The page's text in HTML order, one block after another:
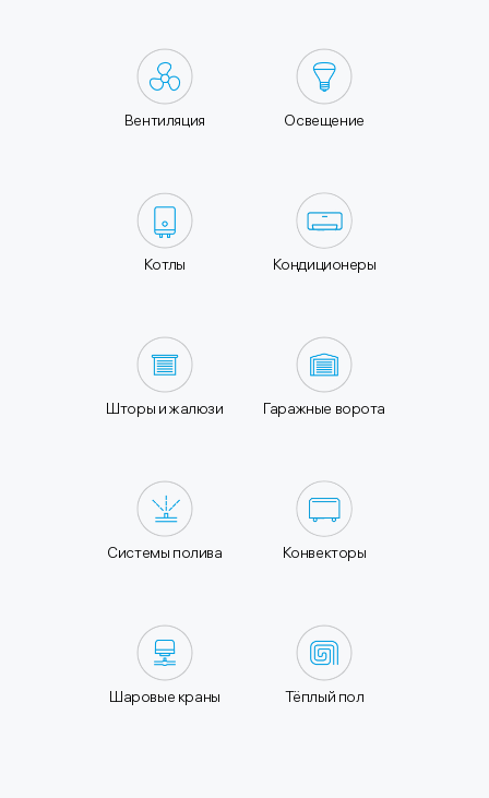
Вентиляция Освещение
Котлы Кондиционеры
Шторы и жалюзи Гаражные ворота
Системы полива Конвекторы
Шаровые краны Тёплый пол